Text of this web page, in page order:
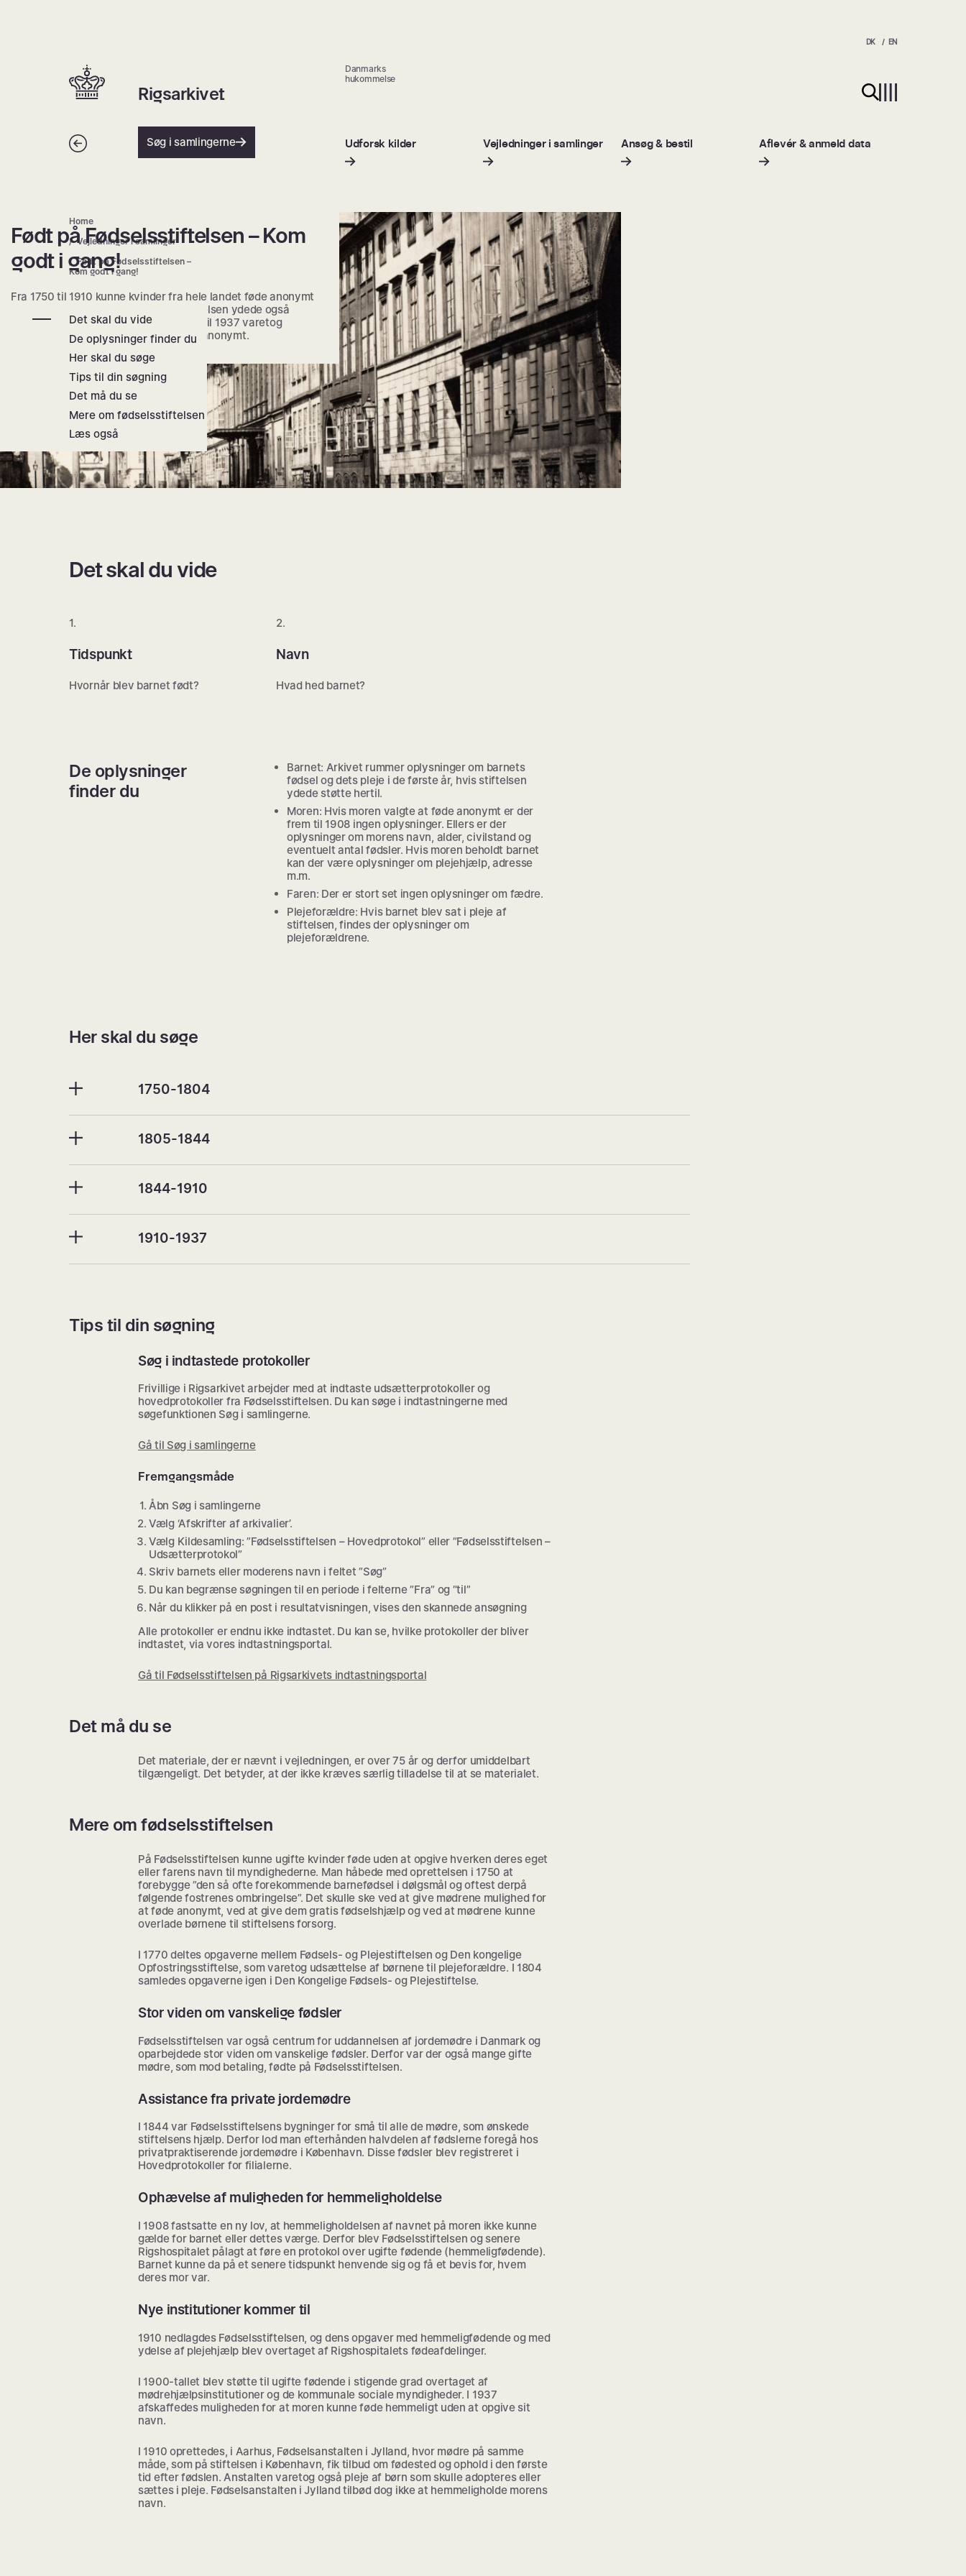
DK EN
Hjem | Home
Rigsarkivet
Danmarks
hukommelse
Søg på hjemmesiden
Tilbage Søg i samlingerne Udforsk kilder Vejledninger i samlinger Ansøg & bestil Aflevér & anmeld data
Home
Vejledninger i samlinger
Født på Fødselsstiftelsen –
Kom godt i gang!
Det skal du vide
De oplysninger finder du
Her skal du søge
Tips til din søgning
Det må du se
Mere om fødselsstiftelsen
Læs også
Født på Fødselsstiftelsen – Kom godt i gang!
Født på Fødselsstiftelsen – Kom
godt i gang!
Fra 1750 til 1910 kunne kvinder fra hele landet føde anonymt
på fødselsstiftelsen i København. Stiftelsen ydede også
plejehjælp til børnene. I perioden 1910 til 1937 varetog
Rigshospitalet muligheden for at føde anonymt.
Det skal du vide
1.
Tidspunkt
Hvornår blev barnet født?
2.
Navn
Hvad hed barnet?
De oplysninger
finder du
Barnet: Arkivet rummer oplysninger om barnets
fødsel og dets pleje i de første år, hvis stiftelsen
ydede støtte hertil.
Moren: Hvis moren valgte at føde anonymt er der
frem til 1908 ingen oplysninger. Ellers er der
oplysninger om morens navn, alder, civilstand og
eventuelt antal fødsler. Hvis moren beholdt barnet
kan der være oplysninger om plejehjælp, adresse
m.m.
Faren: Der er stort set ingen oplysninger om fædre.
Plejeforældre: Hvis barnet blev sat i pleje af
stiftelsen, findes der oplysninger om
plejeforældrene.
Her skal du søge
1750-1804
1805-1844
1844-1910
1910-1937
Tips til din søgning
Søg i indtastede protokoller
Frivillige i Rigsarkivet arbejder med at indtaste udsætterprotokoller og
hovedprotokoller fra Fødselsstiftelsen. Du kan søge i indtastningerne med
søgefunktionen Søg i samlingerne.
Gå til Søg i samlingerne
Fremgangsmåde
Åbn Søg i samlingerne
Vælg ‘Afskrifter af arkivalier’.
Vælg Kildesamling: ”Fødselsstiftelsen – Hovedprotokol” eller ”Fødselsstiftelsen –
Udsætterprotokol”
Skriv barnets eller moderens navn i feltet ”Søg”
Du kan begrænse søgningen til en periode i felterne ”Fra” og ”til”
Når du klikker på en post i resultatvisningen, vises den skannede ansøgning
Alle protokoller er endnu ikke indtastet. Du kan se, hvilke protokoller der bliver
indtastet, via vores indtastningsportal.
Gå til Fødselsstiftelsen på Rigsarkivets indtastningsportal
Det må du se
Det materiale, der er nævnt i vejledningen, er over 75 år og derfor umiddelbart
tilgængeligt. Det betyder, at der ikke kræves særlig tilladelse til at se materialet.
Mere om fødselsstiftelsen
På Fødselsstiftelsen kunne ugifte kvinder føde uden at opgive hverken deres eget
eller farens navn til myndighederne. Man håbede med oprettelsen i 1750 at
forebygge ”den så ofte forekommende barnefødsel i dølgsmål og oftest derpå
følgende fostrenes ombringelse”. Det skulle ske ved at give mødrene mulighed for
at føde anonymt, ved at give dem gratis fødselshjælp og ved at mødrene kunne
overlade børnene til stiftelsens forsorg.
I 1770 deltes opgaverne mellem Fødsels- og Plejestiftelsen og Den kongelige
Opfostringsstiftelse, som varetog udsættelse af børnene til plejeforældre. I 1804
samledes opgaverne igen i Den Kongelige Fødsels- og Plejestiftelse.
Stor viden om vanskelige fødsler
Fødselsstiftelsen var også centrum for uddannelsen af jordemødre i Danmark og
oparbejdede stor viden om vanskelige fødsler. Derfor var der også mange gifte
mødre, som mod betaling, fødte på Fødselsstiftelsen.
Assistance fra private jordemødre
I 1844 var Fødselsstiftelsens bygninger for små til alle de mødre, som ønskede
stiftelsens hjælp. Derfor lod man efterhånden halvdelen af fødslerne foregå hos
privatpraktiserende jordemødre i København. Disse fødsler blev registreret i
Hovedprotokoller for filialerne.
Ophævelse af muligheden for hemmeligholdelse
I 1908 fastsatte en ny lov, at hemmeligholdelsen af navnet på moren ikke kunne
gælde for barnet eller dettes værge. Derfor blev Fødselsstiftelsen og senere
Rigshospitalet pålagt at føre en protokol over ugifte fødende (hemmeligfødende).
Barnet kunne da på et senere tidspunkt henvende sig og få et bevis for, hvem
deres mor var.
Nye institutioner kommer til
1910 nedlagdes Fødselsstiftelsen, og dens opgaver med hemmeligfødende og med
ydelse af plejehjælp blev overtaget af Rigshospitalets fødeafdelinger.
I 1900-tallet blev støtte til ugifte fødende i stigende grad overtaget af
mødrehjælpsinstitutioner og de kommunale sociale myndigheder. I 1937
afskaffedes muligheden for at moren kunne føde hemmeligt uden at opgive sit
navn.
I 1910 oprettedes, i Aarhus, Fødselsanstalten i Jylland, hvor mødre på samme
måde, som på stiftelsen i København, fik tilbud om fødested og ophold i den første
tid efter fødslen. Anstalten varetog også pleje af børn som skulle adopteres eller
sættes i pleje. Fødselsanstalten i Jylland tilbød dog ikke at hemmeligholde morens
navn.